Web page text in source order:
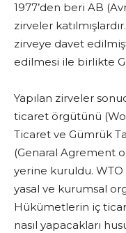
1977’den beri AB
zirveler
zirveye davet
edilmesi ile birlikte
Yapılan zirveler
ticaret örgütünü
Ticaret ve Gümrük
(Genaral Agrement
yerine kuruldu.
yasal ve kurumsal
Hükümetlerin iç
nasıl yapacakları